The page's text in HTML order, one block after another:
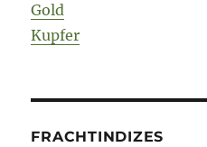
Gold
Kupfer
FRACHTINDIZES